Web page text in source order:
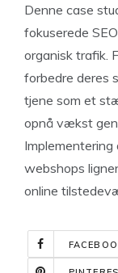
Denne case
fokuserede
organisk trafik.
forbedre deres
tjene som et
opnå vækst
webshops
online